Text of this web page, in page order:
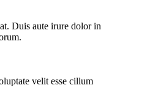
Duis aute irure dolor in
velit esse cillum